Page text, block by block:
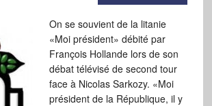
On se souvient de la litanie
«Moi président» débité par
François Hollande lors de son
débat télévisé de second tour
face à Nicolas Sarkozy. «Moi
président de la République, il y